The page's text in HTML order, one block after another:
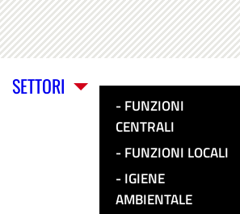
SETTORI
FUNZIONI
CENTRALI
FUNZIONI LOCALI
IGIENE
AMBIENTALE